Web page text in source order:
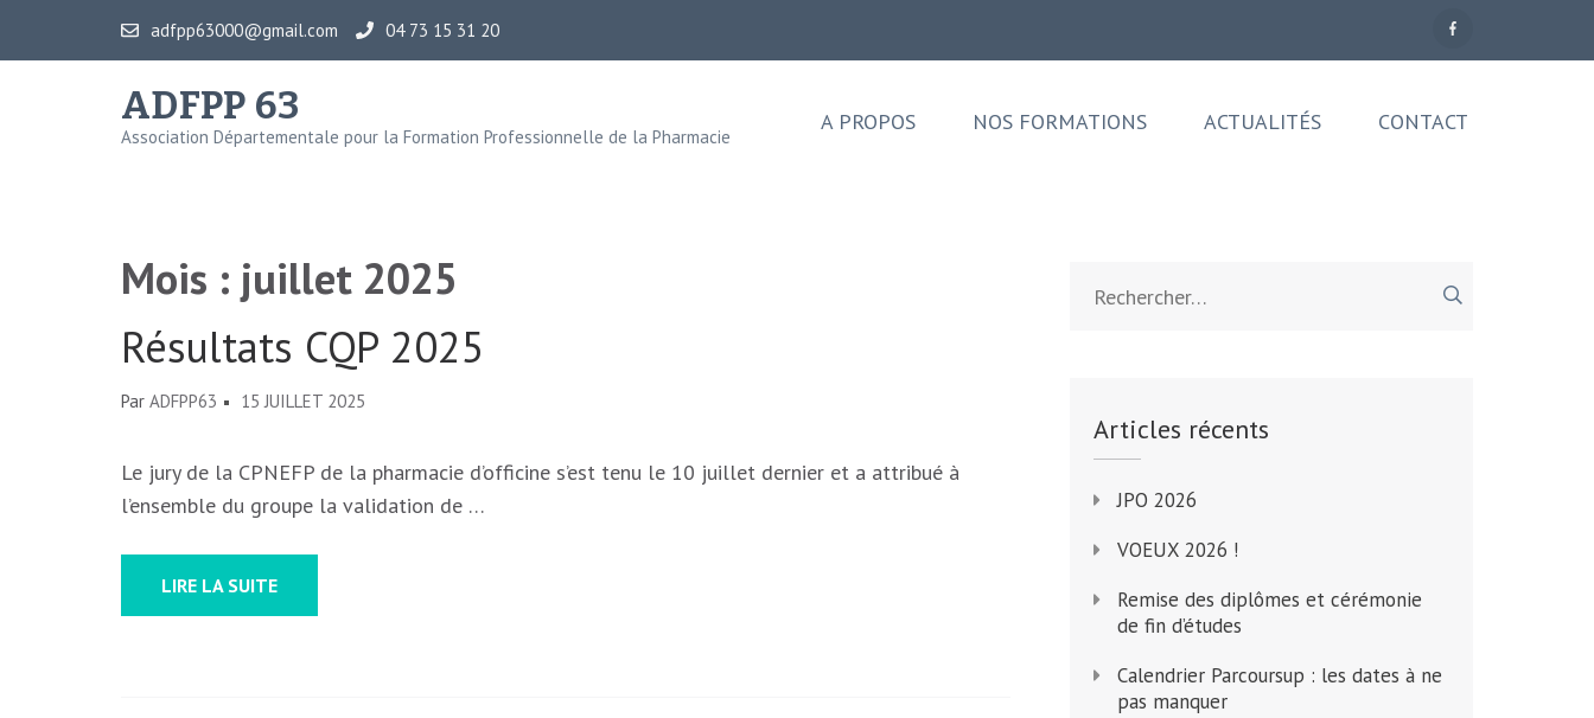
adfpp63000@gmail.com 04 73 15 31 20
ADFPP 63
Association Départementale pour la Formation Professionnelle de la Pharmacie
A PROPOS NOS FORMATIONS ACTUALITÉS CONTACT
Mois : juillet 2025
Résultats CQP 2025
Par ADFPP63 15 JUILLET 2025
Le jury de la CPNEFP de la pharmacie d’officine s’est tenu le 10 juillet dernier et a attribué à
l’ensemble du groupe la validation de …
LIRE LA SUITE
Articles récents
JPO 2026
VOEUX 2026 !
Remise des diplômes et cérémonie
de fin d’études
Calendrier Parcoursup : les dates à ne
pas manquer